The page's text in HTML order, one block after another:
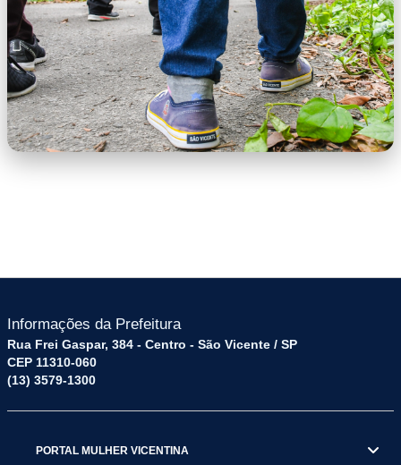
Informações da Prefeitura
Rua Frei Gaspar, 384 - Centro - São Vicente / SP
CEP 11310-060
(13) 3579-1300
PORTAL MULHER VICENTINA